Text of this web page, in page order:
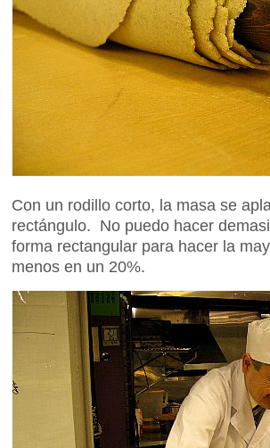
Con un rodillo corto, la masa se
rectángulo. No puedo hacer
forma rectangular para hacer la
menos en un 20%.